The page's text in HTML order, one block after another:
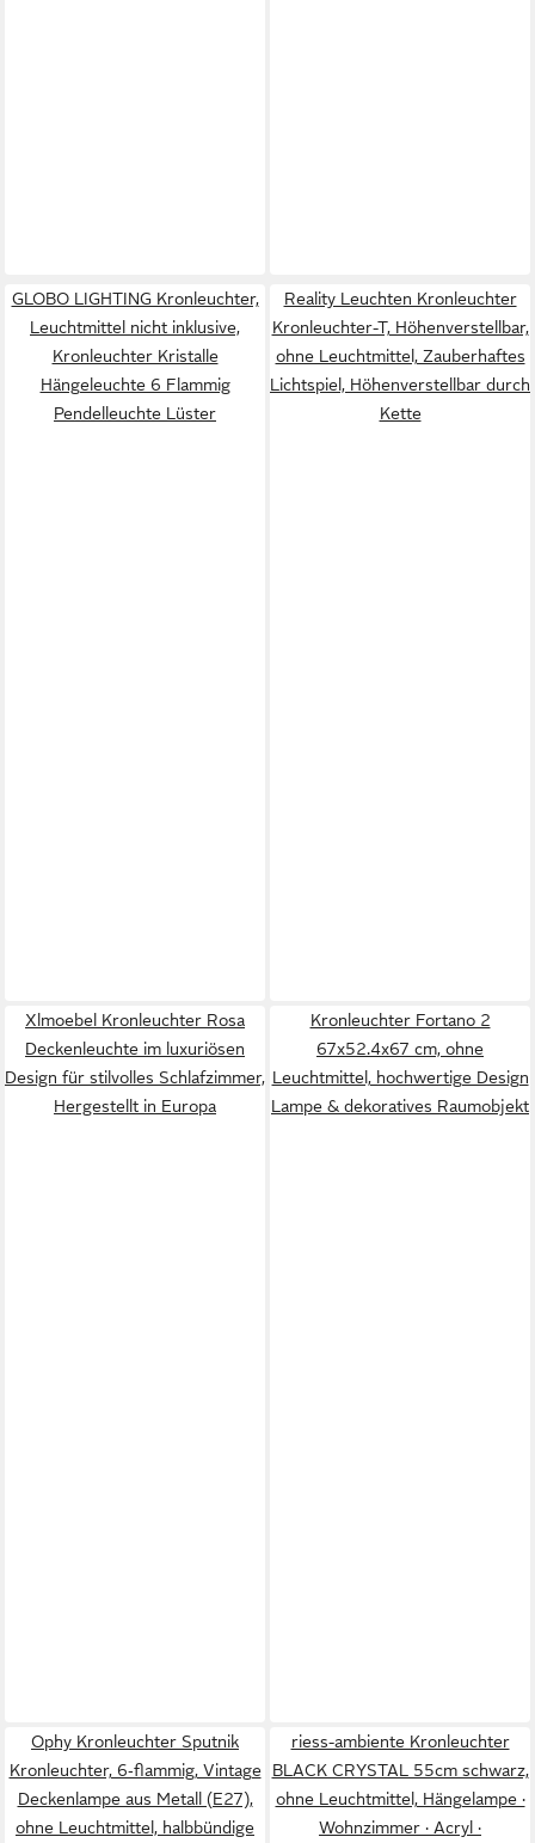
GLOBO LIGHTING Kronleuchter,
Leuchtmittel nicht inklusive,
Kronleuchter Kristalle
Hängeleuchte 6 Flammig
Pendelleuchte Lüster
Reality Leuchten Kronleuchter
Kronleuchter-T, Höhenverstellbar,
ohne Leuchtmittel, Zauberhaftes
Lichtspiel, Höhenverstellbar durch
Kette
Xlmoebel Kronleuchter Rosa
Deckenleuchte im luxuriösen
Design für stilvolles Schlafzimmer,
Hergestellt in Europa
Kronleuchter Fortano 2
67x52.4x67 cm, ohne
Leuchtmittel, hochwertige Design
Lampe & dekoratives Raumobjekt
Ophy Kronleuchter Sputnik
Kronleuchter, 6‑flammig, Vintage
Deckenlampe aus Metall (E27),
ohne Leuchtmittel, halbbündige
riess-ambiente Kronleuchter
BLACK CRYSTAL 55cm schwarz,
ohne Leuchtmittel, Hängelampe ·
Wohnzimmer · Acryl ·